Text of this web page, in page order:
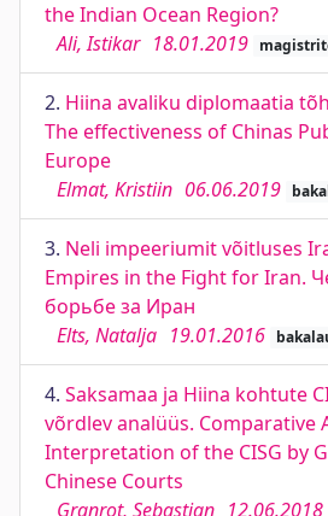
the Indian Ocean Region?
Ali, Istikar 18.01.2019
2. Hiina avaliku diplomaatia
The effectiveness of Chinas
Europe
Elmat, Kristiin 06.06.2019
3. Neli impeeriumit võitluses
Empires in the Fight for Iran.
борьбе за Иран
Elts, Natalja 19.01.2016
4. Saksamaa ja Hiina kohtute
võrdlev analüüs. Comparative
Interpretation of the CISG by
Chinese Courts
Granrot, Sebastian 12.06.2018